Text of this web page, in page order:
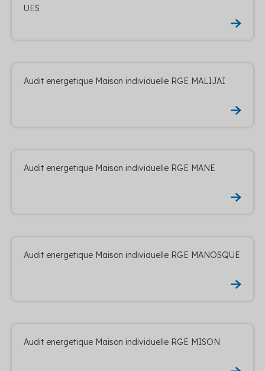
UES
Audit energetique Maison individuelle RGE MALIJAI
Audit energetique Maison individuelle RGE MANE
Audit energetique Maison individuelle RGE MANOSQUE
Audit energetique Maison individuelle RGE MISON